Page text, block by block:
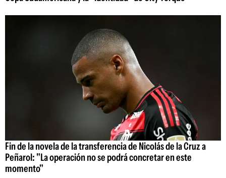
Fin de la novela de la transferencia de Nicolás de la Cruz a
Peñarol: "La operación no se podrá concretar en este
momento"